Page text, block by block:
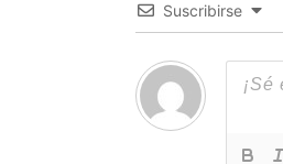
Suscribirse